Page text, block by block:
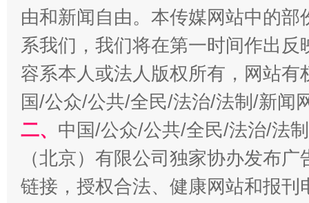
揭开“小金库”的免责幌子
由和新闻自由。本传媒网站中的
系我们，我们将在第一时间作出
容系本人或法人版权所有，网站
国/公众/公共/全民/法治/法制/新闻
二、 中国/公众/公共/全民/法治/法
（北京）有限公司独家协办发布
链接，授权合法、健康网站和报